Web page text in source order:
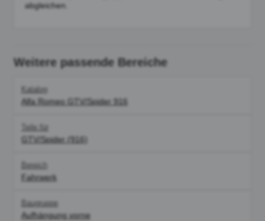
abgleichen.
Weitere passende Bereiche
Katalog
Alfa Romeo GTV/Spider 916
Teile für
GTV/Spider (916)
Bereich
Fahrwerk
Baugruppe
Aufhängung vorne